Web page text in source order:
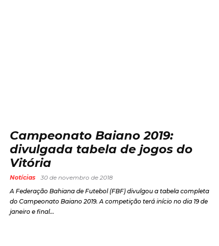
Campeonato Baiano 2019:
divulgada tabela de jogos do
Vitória
Notícias
30 de novembro de 2018
A Federação Bahiana de Futebol (FBF) divulgou a tabela completa
do Campeonato Baiano 2019. A competição terá início no dia 19 de
janeiro e final...